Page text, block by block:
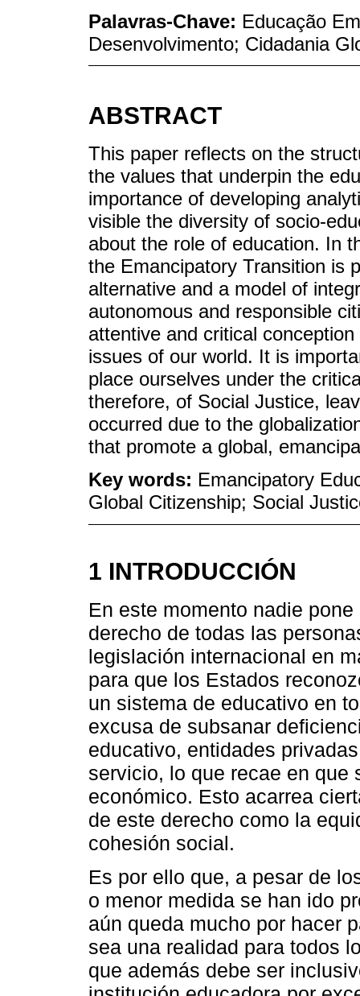
Palavras-Chave: Educação
Desenvolvimento; Cidadania
ABSTRACT
This paper reflects on the
the values that underpin the
importance of developing
visible the diversity of socio-
about the role of education. In
the Emancipatory Transition is
alternative and a model of
autonomous and responsible
attentive and critical
issues of our world. It is
place ourselves under the
therefore, of Social Justice,
occurred due to the
that promote a global,
Key words: Emancipatory
Global Citizenship; Social
1 INTRODUCCIÓN
En este momento nadie
derecho de todas las
legislación internacional en
para que los Estados
un sistema de educativo en
excusa de subsanar
educativo, entidades
servicio, lo que recae en que
económico. Esto acarrea
de este derecho como la
cohesión social.
Es por ello que, a pesar de
o menor medida se han ido
aún queda mucho por hacer
sea una realidad para todos
que además debe ser